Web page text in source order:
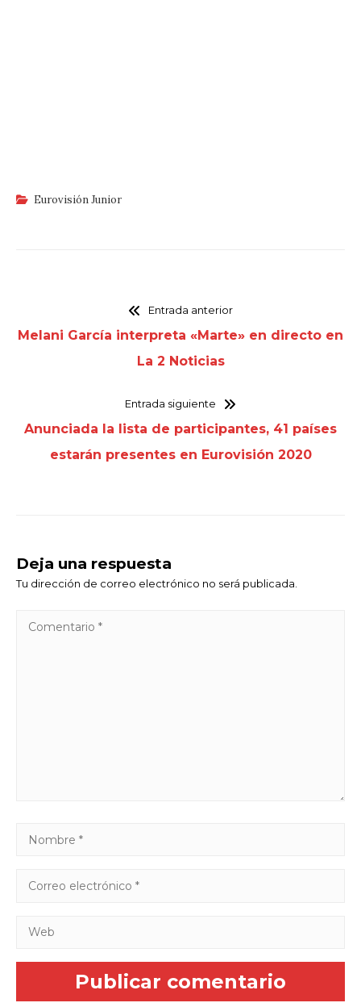
Eurovisión Junior
Entrada anterior
Melani García interpreta «Marte» en directo en
La 2 Noticias
Entrada siguiente
Anunciada la lista de participantes, 41 países
estarán presentes en Eurovisión 2020
Deja una respuesta
Tu dirección de correo electrónico no será publicada.